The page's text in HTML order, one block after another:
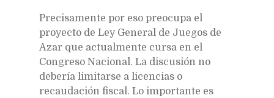
Precisamente por eso preocupa el
proyecto de Ley General de Juegos de
Azar que actualmente cursa en el
Congreso Nacional. La discusión no
debería limitarse a licencias o
recaudación fiscal. Lo importante es